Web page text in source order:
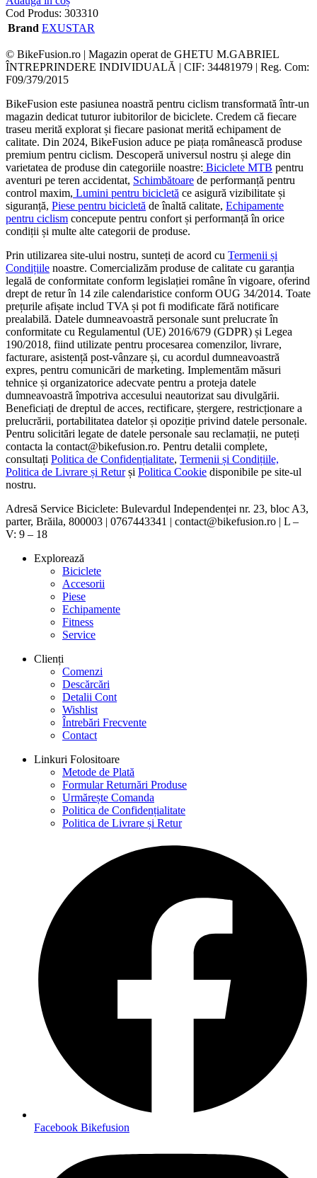
Cod Produs: 303310
Brand EXUSTAR
© BikeFusion.ro | Magazin operat de GHETU M.GABRIEL
ÎNTREPRINDERE INDIVIDUALĂ | CIF: 34481979 | Reg. Com:
F09/379/2015
BikeFusion este pasiunea noastră pentru ciclism transformată într-un
magazin dedicat tuturor iubitorilor de biciclete. Credem că fiecare
traseu merită explorat și fiecare pasionat merită echipament de
calitate. Din 2024, BikeFusion aduce pe piața românească produse
premium pentru ciclism. Descoperă universul nostru și alege din
varietatea de produse din categoriile noastre: Biciclete MTB pentru
aventuri pe teren accidentat, Schimbătoare de performanță pentru
control maxim, Lumini pentru bicicletă ce asigură vizibilitate și
siguranță, Piese pentru bicicletă de înaltă calitate, Echipamente
pentru ciclism concepute pentru confort și performanță în orice
condiții și multe alte categorii de produse.
Prin utilizarea site-ului nostru, sunteți de acord cu Termenii și
Condițiile noastre. Comercializăm produse de calitate cu garanția
legală de conformitate conform legislației române în vigoare, oferind
drept de retur în 14 zile calendaristice conform OUG 34/2014. Toate
prețurile afișate includ TVA și pot fi modificate fără notificare
prealabilă. Datele dumneavoastră personale sunt prelucrate în
conformitate cu Regulamentul (UE) 2016/679 (GDPR) și Legea
190/2018, fiind utilizate pentru procesarea comenzilor, livrare,
facturare, asistență post-vânzare și, cu acordul dumneavoastră
expres, pentru comunicări de marketing. Implementăm măsuri
tehnice și organizatorice adecvate pentru a proteja datele
dumneavoastră împotriva accesului neautorizat sau divulgării.
Beneficiați de dreptul de acces, rectificare, ștergere, restricționare a
prelucrării, portabilitatea datelor și opoziție privind datele personale.
Pentru solicitări legate de datele personale sau reclamații, ne puteți
contacta la contact@bikefusion.ro. Pentru detalii complete,
consultați Politica de Confidențialitate, Termenii și Condițiile,
Politica de Livrare și Returși Politica Cookie disponibile pe site-ul
nostru.
Adresă Service Biciclete: Bulevardul Independenței nr. 23, bloc A3,
parter, Brăila, 800003 | 0767443341 | contact@bikefusion.ro | L –
V: 9 – 18
Explorează
Biciclete
Accesorii
Piese
Echipamente
Fitness
Service
Clienți
Comenzi
Descărcări
Detalii Cont
Wishlist
Întrebări Frecvente
Contact
Linkuri Folositoare
Metode de Plată
Formular Returnări Produse
Urmărește Comanda
Politica de Confidențialitate
Politica de Livrare și Retur
Facebook Bikefusion